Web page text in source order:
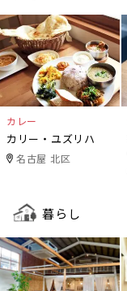
カレー
カリー・ユズリハ
名古屋 北区
暮らし